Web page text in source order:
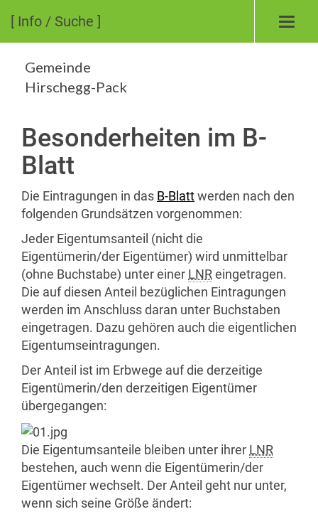
[ Info / Suche ]
Gemeinde
Hirschegg-Pack
Besonderheiten im B-
Blatt
Die Eintragungen in das B-Blattwerden nach den
folgenden Grundsätzen vorgenommen:
Jeder Eigentumsanteil (nicht die
Eigentümerin/der Eigentümer) wird unmittelbar
(ohne Buchstabe) unter einer LNReingetragen.
Die auf diesen Anteil bezüglichen Eintragungen
werden im Anschluss daran unter Buchstaben
eingetragen. Dazu gehören auch die eigentlichen
Eigentumseintragungen.
Der Anteil ist im Erbwege auf die derzeitige
Eigentümerin/den derzeitigen Eigentümer
übergegangen:
Die Eigentumsanteile bleiben unter ihrer LNR
bestehen, auch wenn die Eigentümerin/der
Eigentümer wechselt. Der Anteil geht nur unter,
wenn sich seine Größe ändert: